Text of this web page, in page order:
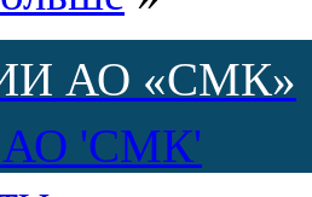
АО «СМК»